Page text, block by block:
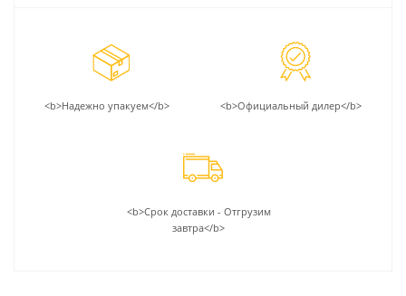
<b>Надежно упакуем</b> <b>Официальный дилер</b>
<b>Срок доставки - Отгрузим
завтра</b>